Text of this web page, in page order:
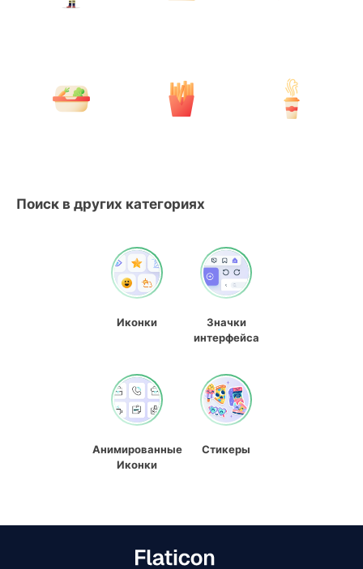
Поиск в других категориях
Иконки
Значки
интерфейса
Анимированные
Иконки
Стикеры